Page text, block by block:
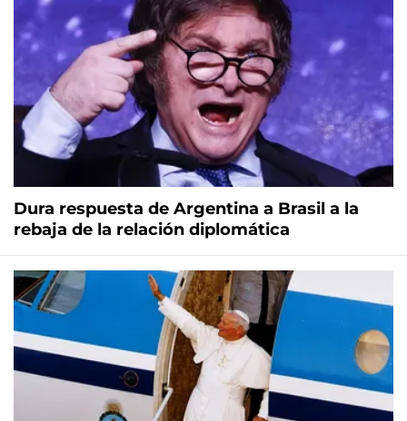
Dura respuesta de Argentina a Brasil a la
rebaja de la relación diplomática